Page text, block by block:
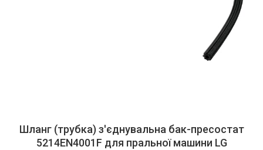
Шланг (трубка) з'єднувальна бак-пресостат
5214EN4001F для пральної машини LG